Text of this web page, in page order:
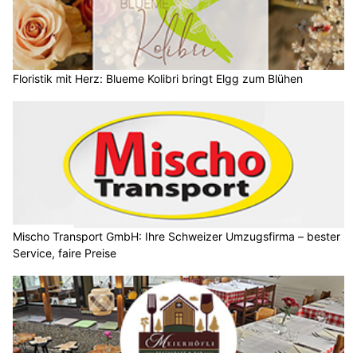
Floristik mit Herz: Blueme Kolibri bringt Elgg zum Blühen
Mischo Transport GmbH: Ihre Schweizer Umzugsfirma – bester
Service, faire Preise